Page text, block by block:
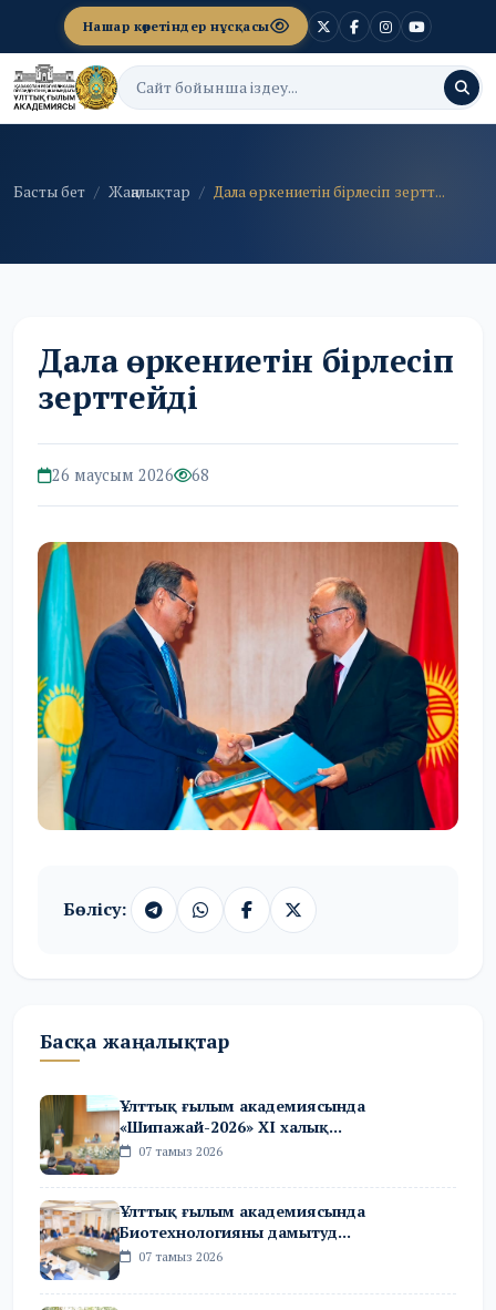
Нашар көретіндер нұсқасы
Басты бет Жаңалықтар Дала өркениетін бірлесіп зертт...
Дала өркениетін бірлесіп
зерттейді
26 маусым 2026 68
Бөлісу:
Басқа жаңалықтар
Ұлттық ғылым академиясында
«Шипажай-2026» XI халық...
07 тамыз 2026
Ұлттық ғылым академиясында
Биотехнологияны дамытуд...
07 тамыз 2026